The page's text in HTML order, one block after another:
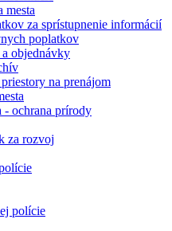
mesta
za sprístupnenie informácií
poplatkov
objednávky
na prenájom
- ochrana prírody
za rozvoj
polície